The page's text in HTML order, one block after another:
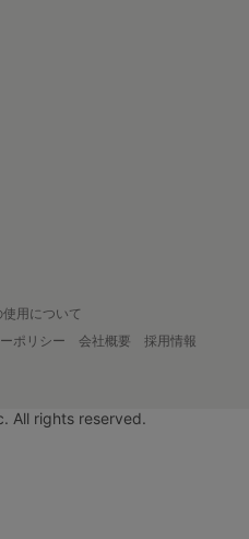
用について
ポリシー 会社概要
採用情報
All rights reserved.